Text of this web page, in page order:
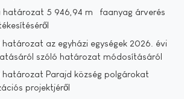
határozat 5 946,94 m³ faanyag árverés
az egyházi egységek 2026. évi
szóló határozat módosításáról
Parajd község polgárokat
projektjéről